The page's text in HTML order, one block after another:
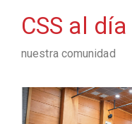
CSS al día
nuestra comunidad